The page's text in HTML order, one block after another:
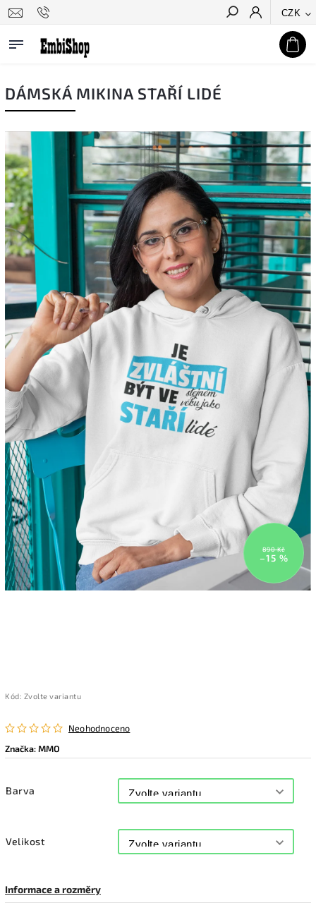
CZK
Hledat
DÁMSKÁ MIKINA STAŘÍ LIDÉ
890 Kč
–15 %
Kód: Zvolte variantu
Neohodnoceno
Značka:MMO
Barva
Velikost
Informace a rozměry